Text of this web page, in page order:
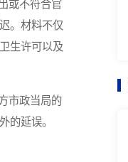
或不符合官
。材料不仅
生许可以及
市政当局的
的延误。